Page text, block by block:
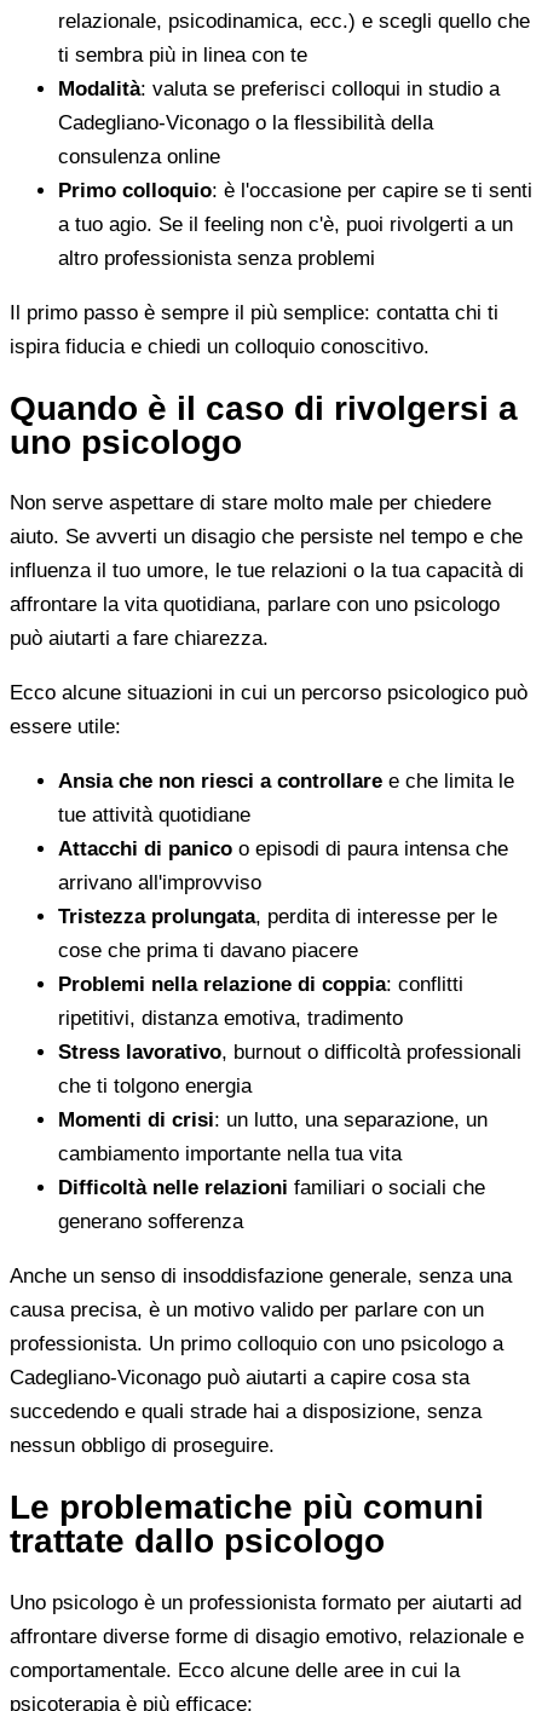
relazionale, psicodinamica, ecc.) e scegli quello che
ti sembra più in linea con te
Modalità: valuta se preferisci colloqui in studio a
Cadegliano-Viconago o la flessibilità della
consulenza online
Primo colloquio: è l'occasione per capire se ti senti
a tuo agio. Se il feeling non c'è, puoi rivolgerti a un
altro professionista senza problemi
Il primo passo è sempre il più semplice: contatta chi ti
ispira fiducia e chiedi un colloquio conoscitivo.
Quando è il caso di rivolgersi a
uno psicologo
Non serve aspettare di stare molto male per chiedere
aiuto. Se avverti un disagio che persiste nel tempo e che
influenza il tuo umore, le tue relazioni o la tua capacità di
affrontare la vita quotidiana, parlare con uno psicologo
può aiutarti a fare chiarezza.
Ecco alcune situazioni in cui un percorso psicologico può
essere utile:
Ansia che non riesci a controllare e che limita le
tue attività quotidiane
Attacchi di panico o episodi di paura intensa che
arrivano all'improvviso
Tristezza prolungata, perdita di interesse per le
cose che prima ti davano piacere
Problemi nella relazione di coppia: conflitti
ripetitivi, distanza emotiva, tradimento
Stress lavorativo, burnout o difficoltà professionali
che ti tolgono energia
Momenti di crisi: un lutto, una separazione, un
cambiamento importante nella tua vita
Difficoltà nelle relazioni familiari o sociali che
generano sofferenza
Anche un senso di insoddisfazione generale, senza una
causa precisa, è un motivo valido per parlare con un
professionista. Un primo colloquio con uno psicologo a
Cadegliano-Viconago può aiutarti a capire cosa sta
succedendo e quali strade hai a disposizione, senza
nessun obbligo di proseguire.
Le problematiche più comuni
trattate dallo psicologo
Uno psicologo è un professionista formato per aiutarti ad
affrontare diverse forme di disagio emotivo, relazionale e
comportamentale. Ecco alcune delle aree in cui la
psicoterapia è più efficace: